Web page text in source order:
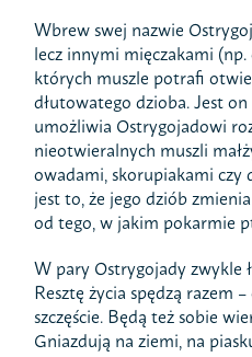
Wbrew swej nazwie
lecz innymi mięczakami
których muszle potrafi
dłutowatego dzioba. Jest
umożliwia Ostrygojadowi
nieotwieralnych muszli
owadami, skorupiakami czy
jest to, że jego dziób
od tego, w jakim pokarmie
W pary Ostrygojady zwykle
Resztę życia spędzą razem
szczęście. Będą też sobie
Gniazdują na ziemi, na